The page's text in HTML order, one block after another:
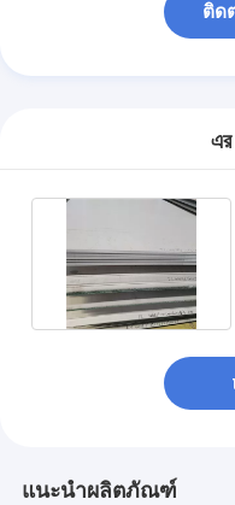
ติด
এর
แนะนำผลิตภัณฑ์